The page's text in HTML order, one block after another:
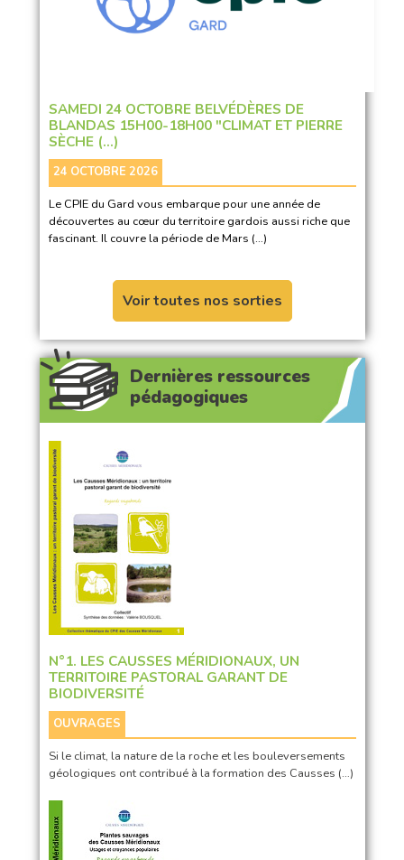
SAMEDI 24 OCTOBRE BELVÉDÈRES DE
BLANDAS 15H00-18H00 "CLIMAT ET PIERRE
SÈCHE (…)
24 OCTOBRE 2026
Le CPIE du Gard vous embarque pour une année de
découvertes au cœur du territoire gardois aussi riche que
fascinant. Il couvre la période de Mars (…)
Voir toutes nos sorties
Dernières ressources
pédagogiques
N°1. LES CAUSSES MÉRIDIONAUX, UN
TERRITOIRE PASTORAL GARANT DE
BIODIVERSITÉ
OUVRAGES
Si le climat, la nature de la roche et les bouleversements
géologiques ont contribué à la formation des Causses (…)